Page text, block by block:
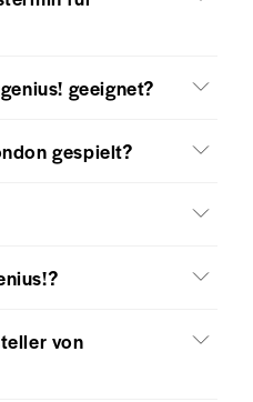
geeignet?
gespielt?
von